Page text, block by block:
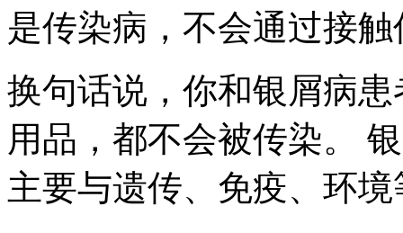
是传染病，不会通过接触
换句话说，你和银屑病
用品，都不会被传染。
主要与遗传、免疫、环